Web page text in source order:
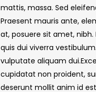
mattis, massa. Sed
Praesent mauris ante,
at, posuere sit amet,
quis dui viverra
vulputate aliquam
cupidatat non proident,
deserunt mollit anim id